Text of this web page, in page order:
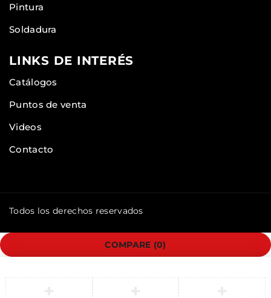
Pintura
Soldadura
LINKS DE INTERÉS
Catálogos
Puntos de venta
Videos
Contacto
Todos los derechos reservados
COMPARE (0)